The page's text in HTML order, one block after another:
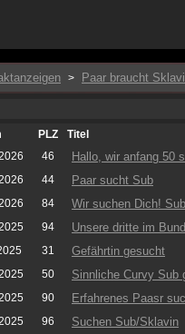
> Paar braucht
PLZ
Titel
46 Hallo, wir anfang 50
44 Paar sucht Sub
84 Wir suchen Dich!
94 Unsere dritte im
31 Gefährtin gesucht
50 Sinnliche Curvy Sub
90 Erfahrenes Paasr
96 Suchen Sub/Sklavin